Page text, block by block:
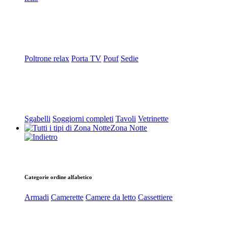
Poltrone relax Porta TV Pouf Sedie
Sgabelli Soggiorni completi Tavoli Vetrinette
Zona Notte
Categorie ordine alfabetico
Armadi Camerette Camere da letto Cassettiere